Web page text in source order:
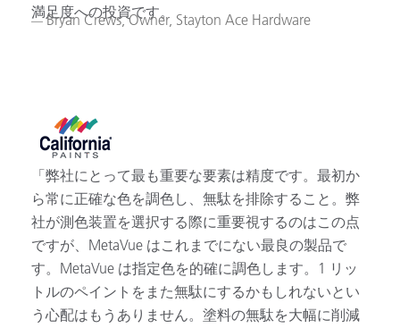
満足度への投資です。
Bryan Crews, Owner, Stayton Ace Hardware
「弊社にとって最も重要な要素は精度です。最初か
ら常に正確な色を調色し、無駄を排除すること。弊
社が測色装置を選択する際に重要視するのはこの点
ですが、MetaVue はこれまでにない最良の製品で
す。MetaVue は指定色を的確に調色します。1 リッ
トルのペイントをまた無駄にするかもしれないとい
う心配はもうありません。塗料の無駄を大幅に削減